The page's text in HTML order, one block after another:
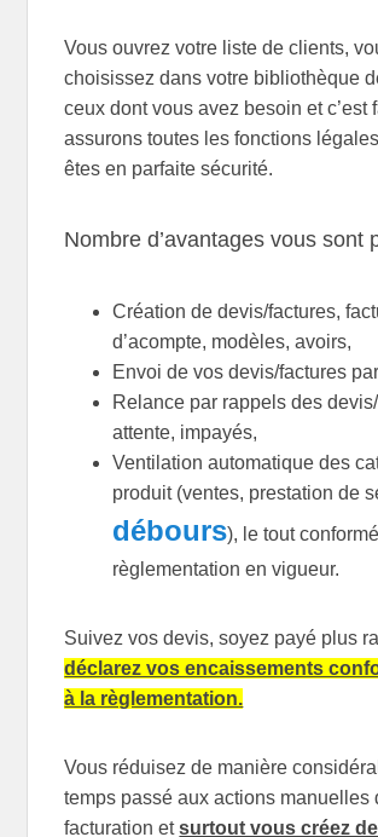
Vous ouvrez votre liste de clients,
choisissez dans votre bibliothèque
ceux dont vous avez besoin et c’est
assurons toutes les fonctions
êtes en parfaite sécurité.
Nombre d’avantages vous sont
Création de devis/factures,
d’acompte, modèles, avoirs,
Envoi de vos devis/factures
Relance par rappels des
attente, impayés,
Ventilation automatique des
produit (ventes, prestation de
débours), le tout
règlementation en vigueur.
Suivez vos devis, soyez payé plus
déclarez vos encaissements
à la règlementation.
Vous réduisez de manière
temps passé aux actions manuelles
facturation etsurtout vous créez